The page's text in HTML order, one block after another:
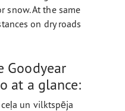
snow. At the same
on dry roads
Goodyear
at a glance:
un vilktspēja